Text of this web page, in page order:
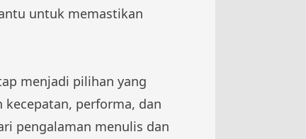
untuk memastikan
menjadi pilihan yang
performa, dan
pengalaman menulis dan